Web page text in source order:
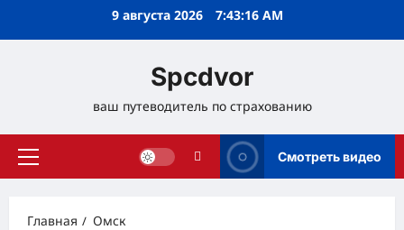
9 августа 2026 7:43:17 AM
Spcdvor
ваш путеводитель по страхованию
Основное
Смотреть видео
Главная Омск